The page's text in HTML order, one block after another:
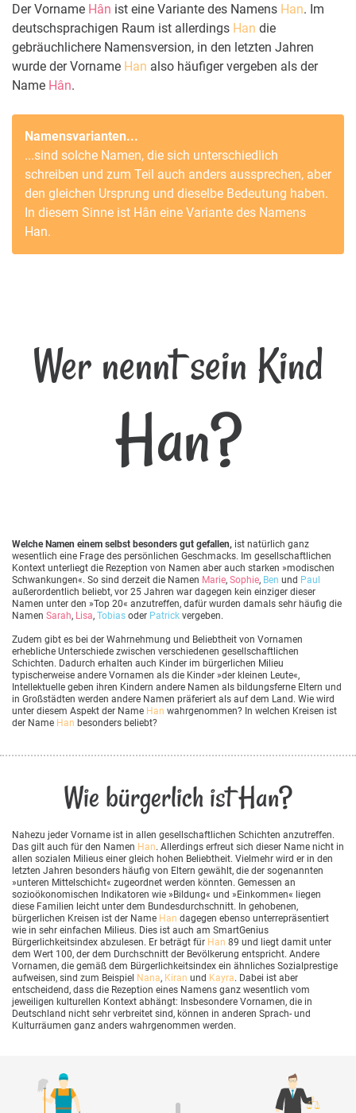
Der Vorname Hân ist eine Variante des Namens Han. Im
deutschsprachigen Raum ist allerdings Han die
gebräuchlichere Namensversion, in den letzten Jahren
wurde der Vorname Han also häufiger vergeben als der
Name Hân.
Namensvarianten...
...sind solche Namen, die sich unterschiedlich
schreiben und zum Teil auch anders aussprechen, aber
den gleichen Ursprung und dieselbe Bedeutung haben.
In diesem Sinne ist Hân eine Variante des Namens
Han.
Wer nennt sein Kind
Han?
Welche Namen einem selbst besonders gut gefallen, ist natürlich ganz
wesentlich eine Frage des persönlichen Geschmacks. Im gesellschaftlichen
Kontext unterliegt die Rezeption von Namen aber auch starken »modischen
Schwankungen«. So sind derzeit die Namen Marie, Sophie, Ben und Paul
außerordentlich beliebt, vor 25 Jahren war dagegen kein einziger dieser
Namen unter den »Top 20« anzutreffen, dafür wurden damals sehr häufig die
Namen Sarah, Lisa, Tobias oder Patrick vergeben.
Zudem gibt es bei der Wahrnehmung und Beliebtheit von Vornamen
erhebliche Unterschiede zwischen verschiedenen gesellschaftlichen
Schichten. Dadurch erhalten auch Kinder im bürgerlichen Milieu
typischerweise andere Vornamen als die Kinder »der kleinen Leute«,
Intellektuelle geben ihren Kindern andere Namen als bildungsferne Eltern und
in Großstädten werden andere Namen präferiert als auf dem Land. Wie wird
unter diesem Aspekt der Name Han wahrgenommen? In welchen Kreisen ist
der Name Han besonders beliebt?
Wie bürgerlich ist Han?
Nahezu jeder Vorname ist in allen gesellschaftlichen Schichten anzutreffen.
Das gilt auch für den Namen Han. Allerdings erfreut sich dieser Name nicht in
allen sozialen Milieus einer gleich hohen Beliebtheit. Vielmehr wird er in den
letzten Jahren besonders häufig von Eltern gewählt, die der sogenannten
»unteren Mittelschicht« zugeordnet werden könnten. Gemessen an
sozioökonomischen Indikatoren wie »Bildung« und »Einkommen« liegen
diese Familien leicht unter dem Bundesdurchschnitt. In gehobenen,
bürgerlichen Kreisen ist der Name Han dagegen ebenso unterrepräsentiert
wie in sehr einfachen Milieus. Dies ist auch am SmartGenius
Bürgerlichkeitsindex abzulesen. Er beträgt für Han 89 und liegt damit unter
dem Wert 100, der dem Durchschnitt der Bevölkerung entspricht. Andere
Vornamen, die gemäß dem Bürgerlichkeitsindex ein ähnliches Sozialprestige
aufweisen, sind zum Beispiel Nana, Kiran und Kayra. Dabei ist aber
entscheidend, dass die Rezeption eines Namens ganz wesentlich vom
jeweiligen kulturellen Kontext abhängt: Insbesondere Vornamen, die in
Deutschland nicht sehr verbreitet sind, können in anderen Sprach- und
Kulturräumen ganz anders wahrgenommen werden.